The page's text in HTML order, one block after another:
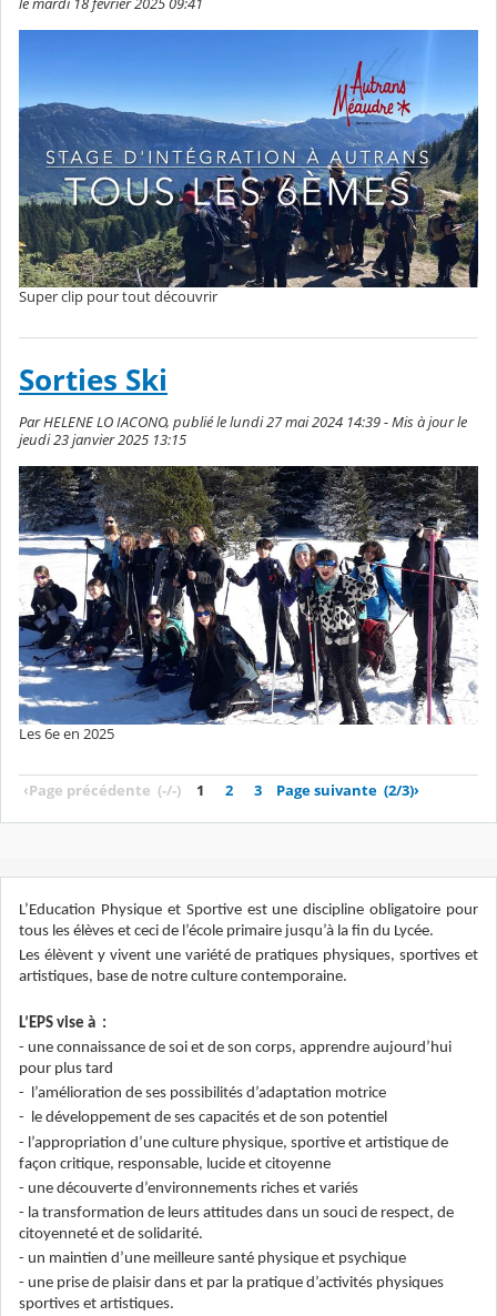
Super clip pour tout découvrir
Sorties Ski
Par HELENE LO IACONO, publié le lundi 27 mai 2024 14:39 - Mis à jour le
jeudi 23 janvier 2025 13:15
Les 6e en 2025
‹Page précédente (-/-) 1 2 3 Page suivante (2/3)›
L’Education Physique et Sportive est une discipline obligatoire pour
tous les élèves et ceci de l’école primaire jusqu’à la fin du Lycée.
Les élèvent y vivent une variété de pratiques physiques, sportives et
artistiques, base de notre culture contemporaine.
L’EPS vise à :
- une connaissance de soi et de son corps, apprendre aujourd’hui
pour plus tard
- l’amélioration de ses possibilités d’adaptation motrice
- le développement de ses capacités et de son potentiel
- l’appropriation d’une culture physique, sportive et artistique de
façon critique, responsable, lucide et citoyenne
- une découverte d’environnements riches et variés
- la transformation de leurs attitudes dans un souci de respect, de
citoyenneté et de solidarité.
- un maintien d’une meilleure santé physique et psychique
- une prise de plaisir dans et par la pratique d’activités physiques
sportives et artistiques.